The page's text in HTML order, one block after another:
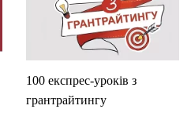
100 експрес-уроків з
грантрайтингу